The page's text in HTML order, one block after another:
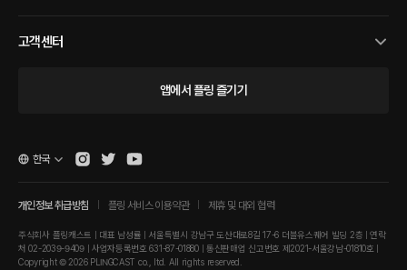
고객센터
앱에서 플링 즐기기
개인정보 취급방침 플링 서비스 이용약관 제휴 및 대외 협력
주식회사 플링캐스트 | 대표 남성률 | 서울특별시 강남구 도산대로8길 17-6 더블유스퀘어 빌딩 2층 | 연락
처 02-2039-9409 | 사업자등록번호 631-87-01880 | 통신판매업 신고번호 제2021-서울강남-01810호 |
Copyright © 2026 PLINGCAST co., ltd. All rights reserved.
한국